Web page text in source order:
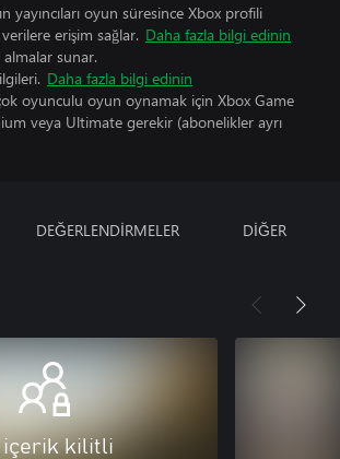
yayıncıları oyun süresince Xbox profili
erişim sağlar. Daha fazla bilgi edinin
sunar.
Daha fazla bilgi edinin
oyunculu oyun oynamak için Xbox Game
veya Ultimate gerekir (abonelikler ayrı
DEĞERLENDİRMELER DİĞER
içerik kilitli